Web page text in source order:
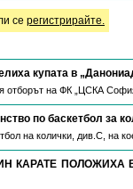
се регистрирайте.
купата в
отборът на ФК „ЦСКА
по баскетбол за
на колички, див.С, на
КАРАТЕ ПОЛОЖИХА